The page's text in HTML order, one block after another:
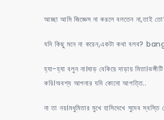
আচ্ছা আমি জিজ্ঞেস না করলে বলতেন না,তাই
যদি কিছু মনে না করেন,একটা কথা বলব?
হ্যা-হ্যা বলুন না।ঘাড় বেকিয়ে দাড়ায়
করি।অবশ্য আপনার যদি কোনো আপত্তি..
না তা নয়।মধুমিতার মুখে হাসিদেখে সুদেব